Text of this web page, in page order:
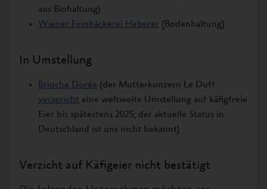
aus Biohaltung)
Wiener Feinbäckerei Heberer (Bodenhaltung)
In Umstellung
Brioche Dorée (der Mutterkonzern Le Duff
verspricht eine weltweite Umstellung auf käfigfreie
Eier bis spätestens 2025; der aktuelle Status in
Deutschland ist uns nicht bekannt)
Verzicht auf Käfigeier nicht bestätigt